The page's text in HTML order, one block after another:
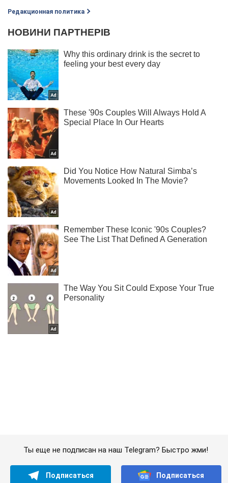
Редакционная политика